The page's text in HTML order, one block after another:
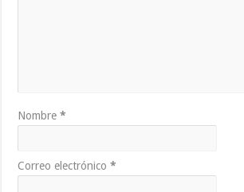
Nombre*
Correo electrónico*